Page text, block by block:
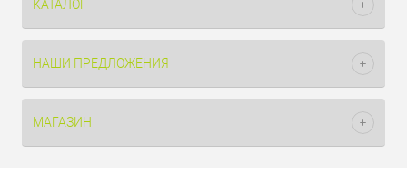
КАТАЛОГ
НАШИ ПРЕДЛОЖЕНИЯ
МАГАЗИН